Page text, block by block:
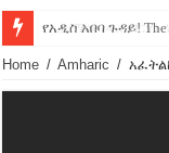
የኢዜማው መሪ ብርሃኑ
የአዲስ አበባ ጉዳይ! The
Home / Amharic /